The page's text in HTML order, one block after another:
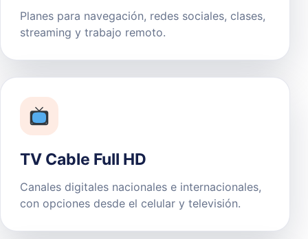
Planes para navegación, redes sociales, clases,
streaming y trabajo remoto.
TV Cable Full HD
Canales digitales nacionales e internacionales,
con opciones desde el celular y televisión.